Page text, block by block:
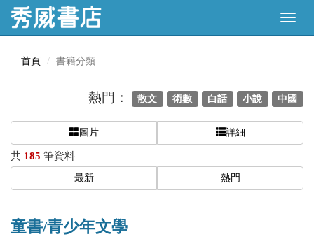
首頁 書籍分類
熱門： 散文 術數 白話 小說 中國
圖片 詳細
共 185 筆資料
最新 熱門
童書/青少年文學